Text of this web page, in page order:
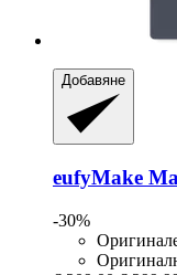
Добавяне
eufyMake
-30%